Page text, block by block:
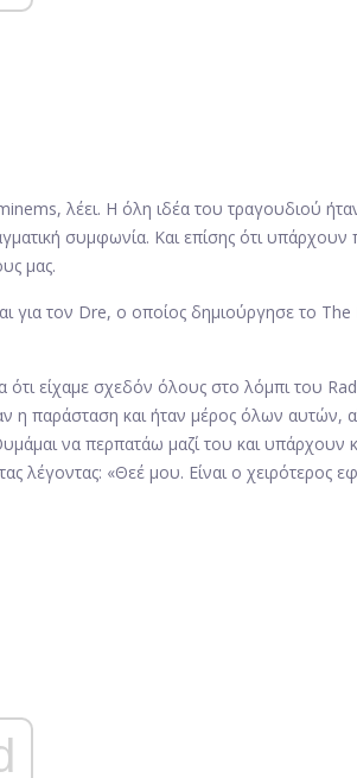
λέει. Η όλη ιδέα του τραγουδιού
συμφωνία. Και επίσης ότι υπάρχουν
μας.
για τον Dre, ο οποίος δημιούργησε το The
ότι είχαμε σχεδόν όλους στο λόμπι του
η παράσταση και ήταν μέρος όλων αυτών,
να περπατάω μαζί του και υπάρχουν
λέγοντας: «Θεέ μου. Είναι ο χειρότερος